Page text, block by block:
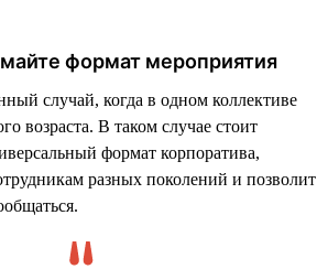
формат мероприятия
случай, когда в одном коллективе
возраста. В таком случае стоит
формат корпоратива,
разных поколений и позволит